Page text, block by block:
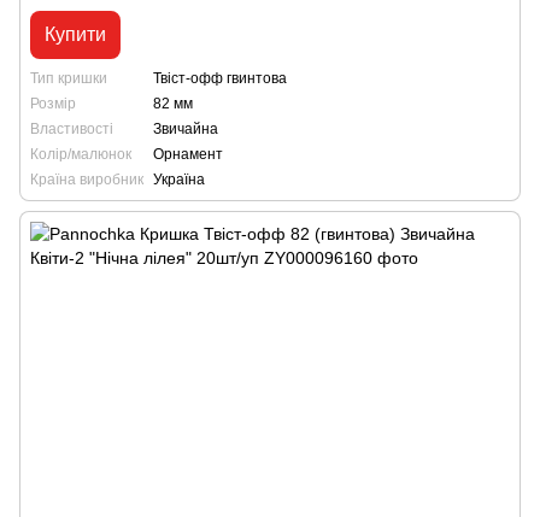
Купити
Тип кришки
Твіст-офф гвинтова
Розмір
82 мм
Властивості
Звичайна
Колір/малюнок
Орнамент
Країна виробник Україна